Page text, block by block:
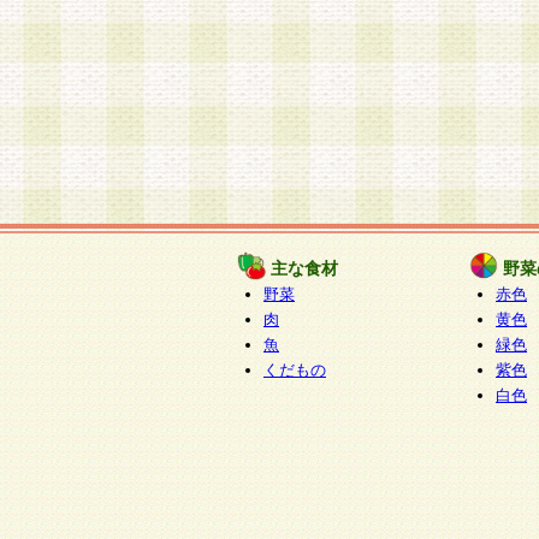
主な食材
野菜
肉
魚
くだもの
野
赤色
黄色
緑色
紫色
白色